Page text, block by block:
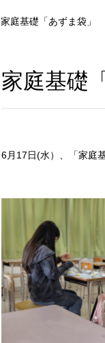
家庭基礎「あずま袋」
家庭基礎
6月17日(水）、「家庭